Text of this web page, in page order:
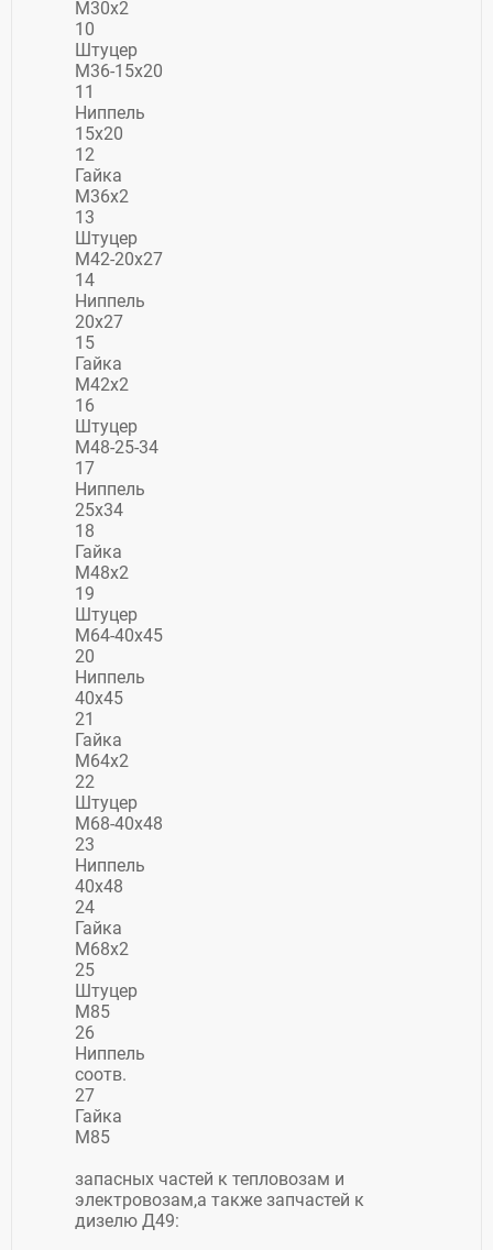
М30х2
10
Штуцер
М36-15х20
11
Ниппель
15х20
12
Гайка
М36х2
13
Штуцер
М42-20х27
14
Ниппель
20х27
15
Гайка
М42х2
16
Штуцер
М48-25-34
17
Ниппель
25х34
18
Гайка
М48х2
19
Штуцер
М64-40х45
20
Ниппель
40х45
21
Гайка
М64х2
22
Штуцер
М68-40х48
23
Ниппель
40х48
24
Гайка
М68х2
25
Штуцер
М85
26
Ниппель
соотв.
27
Гайка
М85
запасных частей к тепловозам и
электровозам,а также запчастей к
дизелю Д49: